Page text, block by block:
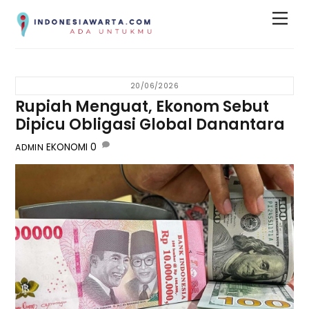
20/06/2026
Rupiah Menguat, Ekonom Sebut
Dipicu Obligasi Global Danantara
ADMIN EKONOMI 0